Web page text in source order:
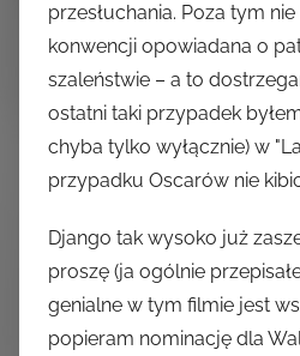
przesłuchania. Poza tym
konwencji opowiadana o
szaleństwie – a to
ostatni taki przypadek
chyba tylko wyłącznie) w
przypadku Oscarów nie
Django tak wysoko już
proszę (ja ogólnie
genialne w tym filmie jest
popieram nominację dla